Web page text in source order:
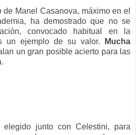
Manel Casanova, máximo en el
ha demostrado que no se
convocado habitual en la
un ejemplo de su valor.
Mucha
un gran posible acierto para las
elegido junto con Celestini, para